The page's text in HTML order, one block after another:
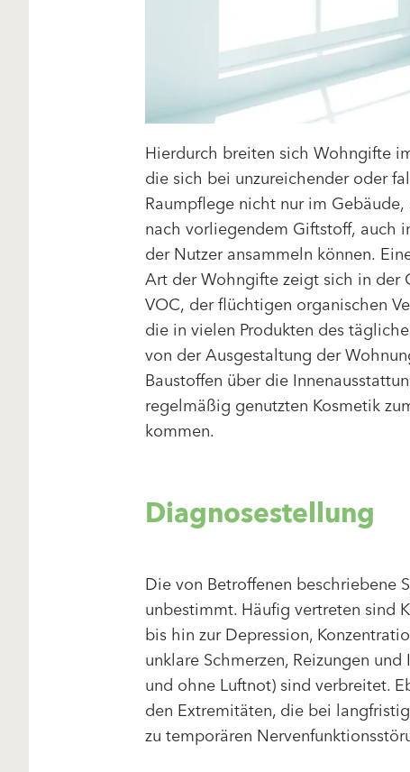
Hierdurch breiten sich Wohngifte
die sich bei unzureichender oder
Raumpflege nicht nur im
nach vorliegendem Giftstoff, auch
der Nutzer ansammeln können.
Art der Wohngifte zeigt sich in der
VOC, der flüchtigen organischen
die in vielen Produkten des
von der Ausgestaltung der
Baustoffen über die
regelmäßig genutzten Kosmetik
kommen.
Diagnosestellung
Die von Betroffenen
unbestimmt. Häufig vertreten sind
bis hin zur Depression,
unklare Schmerzen, Reizungen
und ohne Luftnot) sind verbreitet.
den Extremitäten, die bei
zu temporären